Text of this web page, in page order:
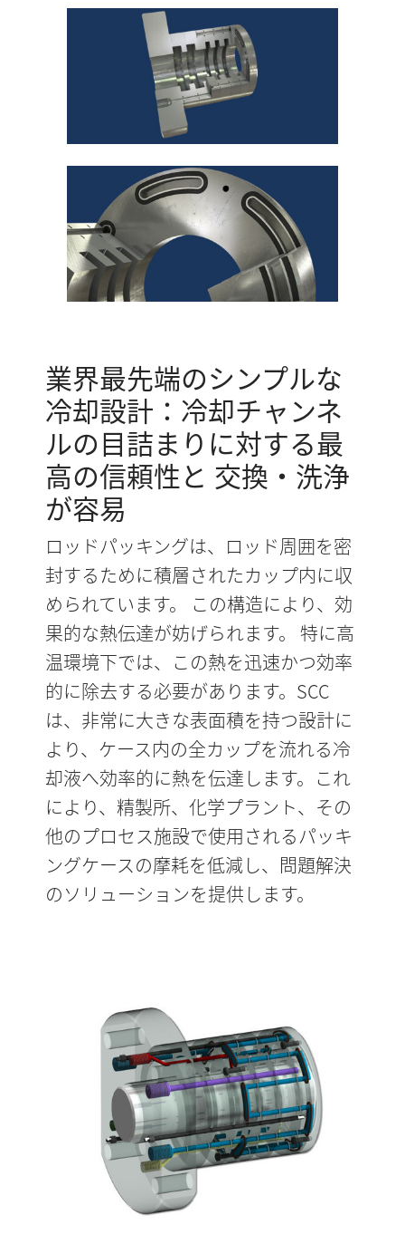
業界最先端のシンプルな
冷却設計：冷却チャンネ
ルの目詰まりに対する最
高の信頼性と 交換・洗浄
が容易
ロッドパッキングは、ロッド周囲を密
封するために積層されたカップ内に収
められています。 この構造により、効
果的な熱伝達が妨げられます。 特に高
温環境下では、この熱を迅速かつ効率
的に除去する必要があります。SCC
は、非常に大きな表面積を持つ設計に
より、ケース内の全カップを流れる冷
却液へ効率的に熱を伝達します。これ
により、精製所、化学プラント、その
他のプロセス施設で使用されるパッキ
ングケースの摩耗を低減し、問題解決
のソリューションを提供します。